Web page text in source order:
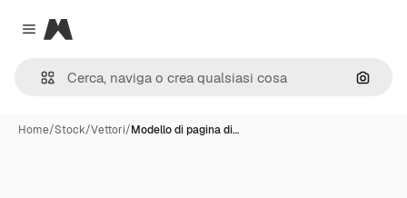
Close menu
Magnific
Cerca
Home/Stock/Vettori/Modello di pagina di…